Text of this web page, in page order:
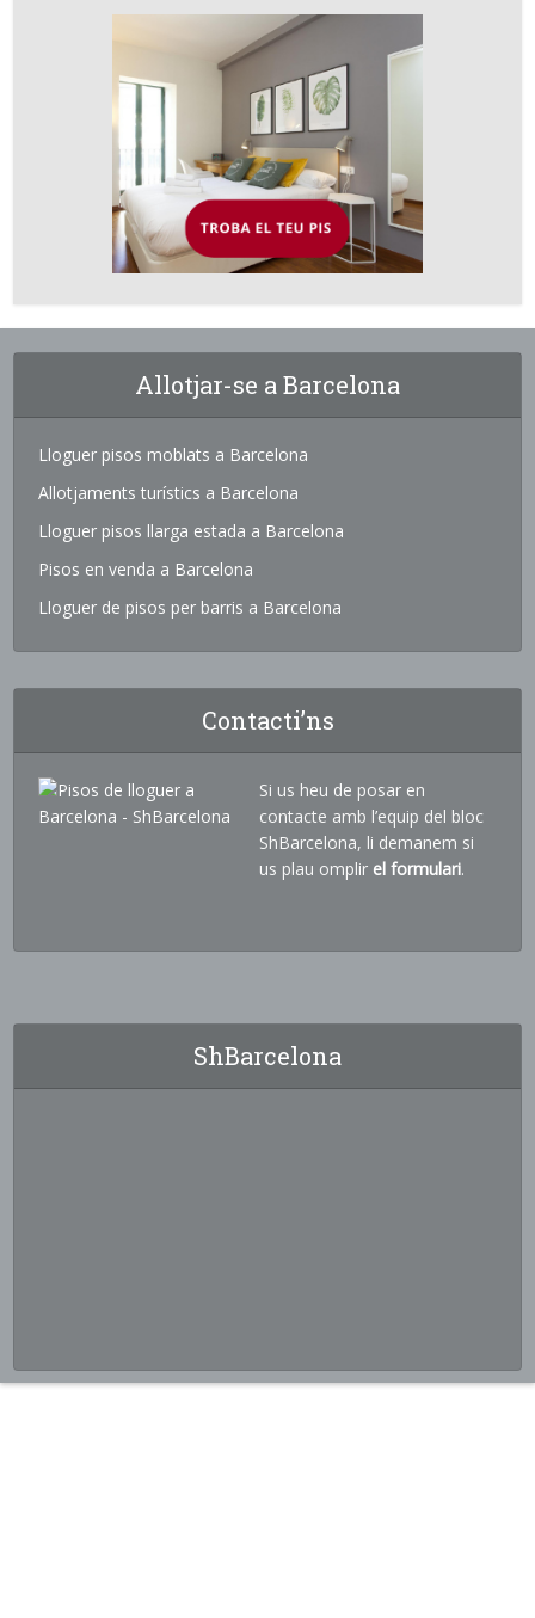
Allotjar-se a Barcelona
Lloguer pisos moblats a Barcelona
Allotjaments turístics a Barcelona
Lloguer pisos llarga estada a Barcelona
Pisos en venda a Barcelona
Lloguer de pisos per barris a Barcelona
Contacti’ns
Si us heu de posar en
contacte amb l’equip del bloc
ShBarcelona, li demanem si
us plau omplir el formulari.
ShBarcelona